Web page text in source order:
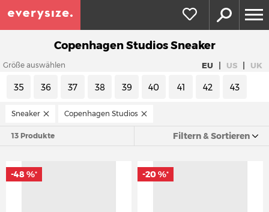
Copenhagen Studios Sneaker
Größe auswählen EU | US | UK
35 36 37 38 39 40 41 42 43
Sneaker Copenhagen Studios
13 Produkte Filtern & Sortieren
-48 %* -20 %*